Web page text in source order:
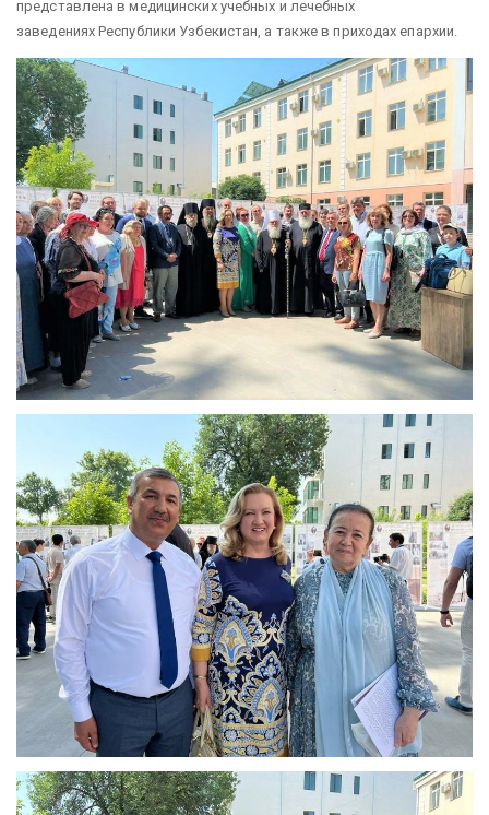
представлена в медицинских учебных и лечебных
заведениях Республики Узбекистан, а также в приходах епархии.